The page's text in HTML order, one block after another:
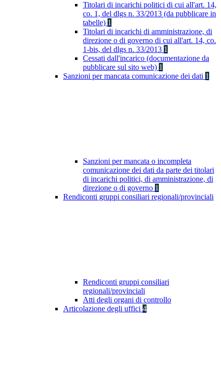
Titolari di incarichi politici di cui all'art. 14,
co. 1, del dlgs n. 33/2013 (da pubblicare in
tabelle) 1
Titolari di incarichi di amministrazione, di
direzione o di governo di cui all'art. 14, co.
1-bis, del dlgs n. 33/2013 1
Cessati dall'incarico (documentazione da
pubblicare sul sito web) 1
Sanzioni per mancata comunicazione dei dati 1
Sanzioni per mancata o incompleta
comunicazione dei dati da parte dei titolari
di incarichi politici, di amministrazione, di
direzione o di governo 1
Rendiconti gruppi consiliari regionali/provinciali
Rendiconti gruppi consiliari
regionali/provinciali
Atti degli organi di controllo
Articolazione degli uffici 4